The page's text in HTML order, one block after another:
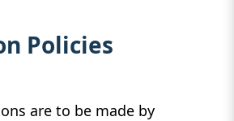
Policies
are to be made by